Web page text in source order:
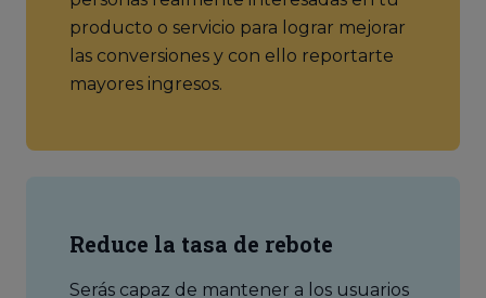
producto o servicio para lograr mejorar
las conversiones y con ello reportarte
mayores ingresos.
Reduce la tasa de rebote
Serás capaz de mantener a los usuarios